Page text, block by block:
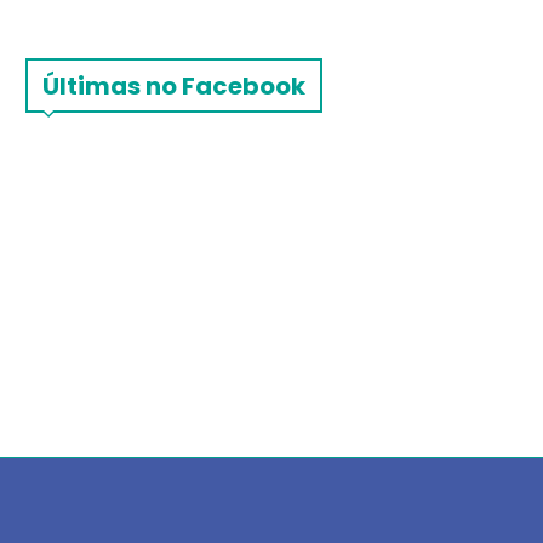
Últimas no Facebook